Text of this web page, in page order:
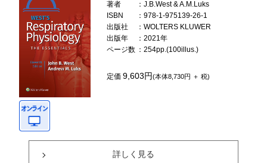
著者
：J.B.West & A.M.Luks
ISBN
：978-1-975139-26-1
出版社
：WOLTERS KLUWER
出版年
：2021年
ページ数 ：254pp.(100illus.)
定価9,603円(本体8,730円 ＋ 税)
詳しく見る